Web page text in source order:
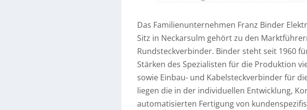
Das Familienunternehmen Franz Binder
Sitz in Neckarsulm gehört zu den
Rundsteckverbinder. Binder steht seit 1960
Stärken des Spezialisten für die Produktion
sowie Einbau- und Kabelsteckverbinder für
liegen die in der individuellen Entwicklung,
automatisierten Fertigung von